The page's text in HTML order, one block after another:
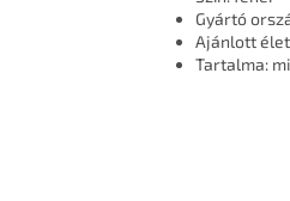
Gyártó
Ajánlott
Tartalma: